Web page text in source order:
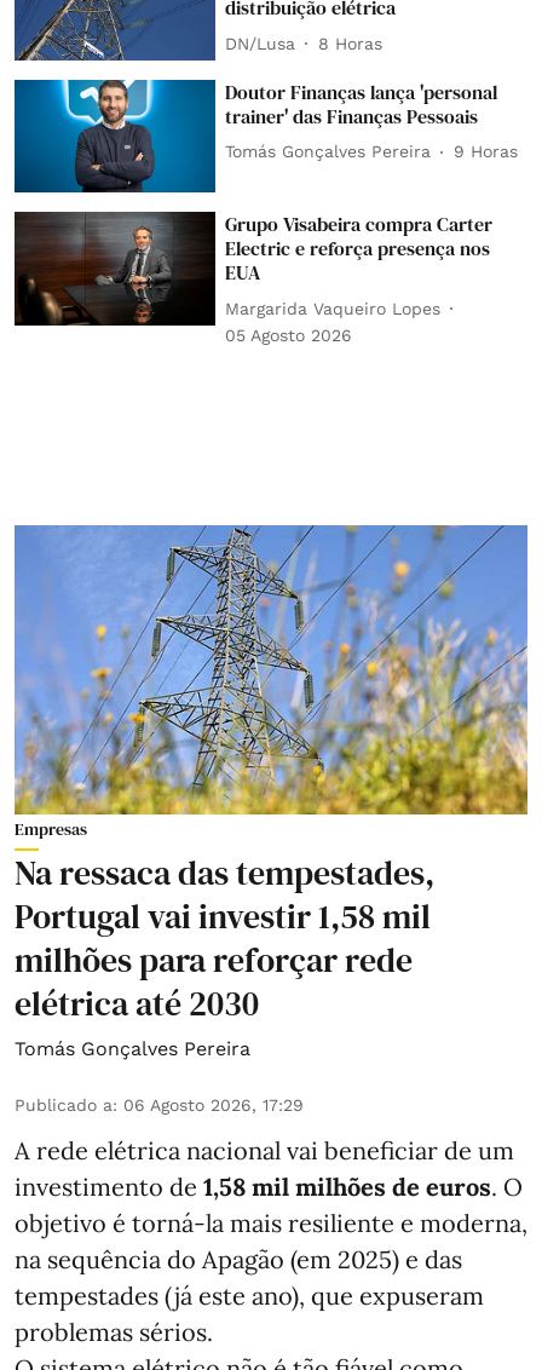
distribuição elétrica
DN/Lusa 8 Horas
Doutor Finanças lança 'personal
trainer' das Finanças Pessoais
Tomás Gonçalves Pereira 9 Horas
Grupo Visabeira compra Carter
Electric e reforça presença nos
EUA
Margarida Vaqueiro Lopes
05 Agosto 2026
Empresas
Na ressaca das tempestades,
Portugal vai investir 1,58 mil
milhões para reforçar rede
elétrica até 2030
Tomás Gonçalves Pereira
Publicado a: 06 Agosto 2026, 17:29
A rede elétrica nacional vai beneficiar de um
investimento de 1,58 mil milhões de euros. O
objetivo é torná-la mais resiliente e moderna,
na sequência do Apagão (em 2025) e das
tempestades (já este ano), que expuseram
problemas sérios.